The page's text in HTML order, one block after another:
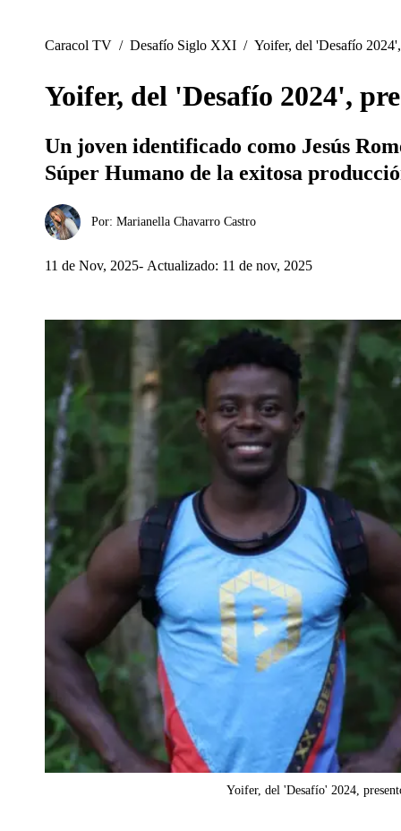
Caracol TV / Desafío Siglo XXI / Yoifer, del 'Desafío
Yoifer, del 'Desafío 2024',
Un joven identificado como Jesús
Súper Humano de la exitosa
Por: Marianella Chavarro Castro
11 de Nov, 2025 Actualizado: 11 de nov, 2025
Yoifer, del 'Desafío' 2024,